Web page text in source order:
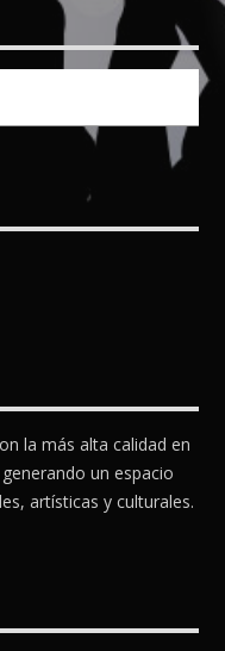
la más alta calidad en
un espacio
artísticas y culturales.